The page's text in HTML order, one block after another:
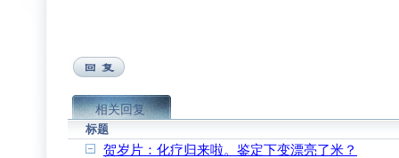
相关回复
标题
贺岁片：化疗归来啦。鉴定下变漂亮了米？